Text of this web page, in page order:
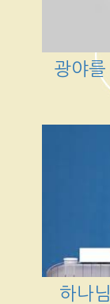
광야
하나